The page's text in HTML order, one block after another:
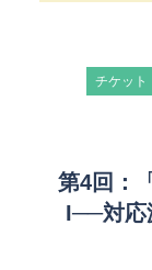
チケット
第4回：
I──対応